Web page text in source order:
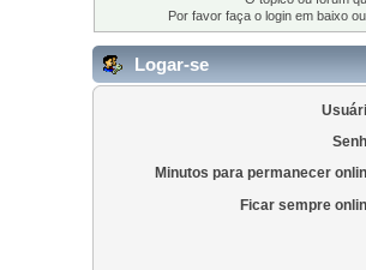
Por favor faça o login em baixo
Logar-se
Minutos para permanecer
Ficar sempre